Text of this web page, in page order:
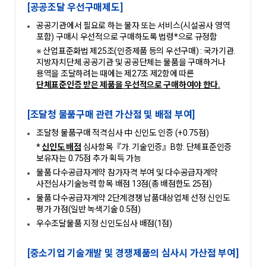
[공공조달 우선구매제도]
공공기관에서 필요로 하는 물자 또는 서비스(시설공사 영역
포함) 구매시 우선적으로 구매하도록 법령*으로 규정함
※ 산업표준화법 제25조(인증제품 등의 우선구매) : 국가기관․
지방자치단체․공공기관 및 공공단체는 물품을 구매하거나
용역을 조달하려는 때에는 제27조 제2항에 따른
단체표준인증 받은 제품을 우선적으로 구매하여야 한다.
[조달청 물품구매 관련 가산점 및 배점 부여]
조달청 물품구매 적격심사 中 신인도 인증 (+0.75점)
*신인도 배점 심사항목『가. 기술인증』B항. 단체표준인증
보유자는 0.75점 추가 획득 가능
물품 다수공급자계약 참가자격 부여 및 다수공급자계약
사전심사기술능력 항목 배점 13점(총 배점한도 25점)
물품 다수공급자계약 2단계경쟁 납품대상업체 선정 신인도
평가 가점(일반 녹색기술 0.5점)
우수조달물품 지정 신인도심사 배점(1점)
[중소기업 기술개발 및 경쟁제품의 심사시 가산점 부여]